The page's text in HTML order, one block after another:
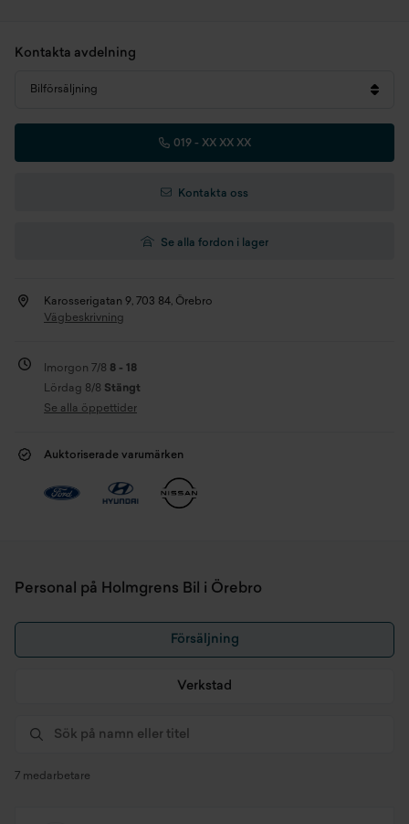
Kontakta avdelning
Bilförsäljning
019 - XX XX XX
Kontakta oss
Se alla fordon i lager
Karosserigatan 9, 703 84, Örebro
Vägbeskrivning
Imorgon 7/8 8 - 18
Lördag 8/8 Stängt
Se alla öppettider
Auktoriserade varumärken
Personal på Holmgrens Bil i Örebro
Försäljning
Verkstad
7 medarbetare